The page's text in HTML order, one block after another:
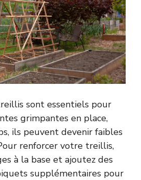
sont essentiels pour
grimpantes en place,
ils peuvent devenir faibles
renforcer votre treillis,
à la base et ajoutez des
supplémentaires pour